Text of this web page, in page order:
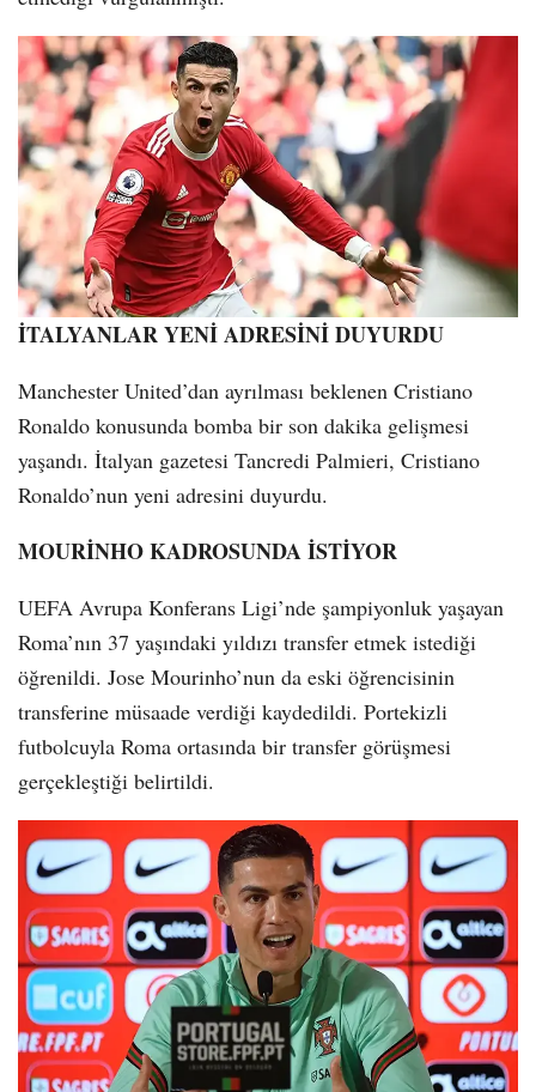
İTALYANLAR YENİ ADRESİNİ DUYURDU
Manchester United’dan ayrılması beklenen Cristiano
Ronaldo konusunda bomba bir son dakika gelişmesi
yaşandı. İtalyan gazetesi Tancredi Palmieri, Cristiano
Ronaldo’nun yeni adresini duyurdu.
MOURİNHO KADROSUNDA İSTİYOR
UEFA Avrupa Konferans Ligi’nde şampiyonluk yaşayan
Roma’nın 37 yaşındaki yıldızı transfer etmek istediği
öğrenildi. Jose Mourinho’nun da eski öğrencisinin
transferine müsaade verdiği kaydedildi. Portekizli
futbolcuyla Roma ortasında bir transfer görüşmesi
gerçekleştiği belirtildi.